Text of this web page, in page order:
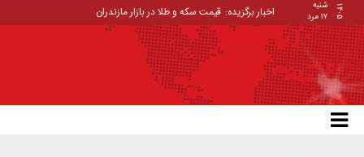
۱۴۰۵
شنبه
۱۷ مرد
اخبار برگزیده: قیمت سکه و طلا در بازار مازندران